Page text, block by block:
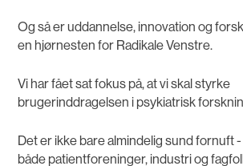
Og så er uddannelse, innovation og
en hjørnesten for Radikale Venstre.
Vi har fået sat fokus på, at vi skal styrke
brugerinddragelsen i psykiatrisk
Det er ikke bare almindelig sund fornuft
både patientforeninger, industri og